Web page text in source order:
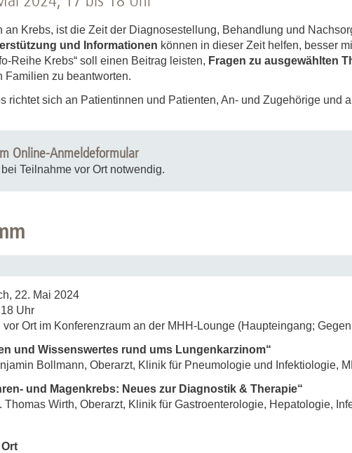
Forschungsdatenpolicy
Forschungsinformationssystem
Dekanin für Forschung und Transfer und
Forschungskommission
GWP-Kommission
an Krebs, ist die Zeit der Diagnosestellung, Behandlung und
und Informationen können in dieser Zeit helfen, besser
Reihe Krebs“ soll einen Beitrag leisten, Fragen zu ausgewählten
Familien zu beantworten.
richtet sich an Patientinnen und Patienten, An- und Zugehörige und
Online-Anmeldeformular
Teilnahme vor Ort notwendig.
22. Mai 2024
Uhr
Ort im Konferenzraum an der MHH-Lounge (Haupteingang;
und Wissenswertes rund ums Lungenkarzinom“
Bollmann, Oberarzt, Klinik für Pneumologie und Infektiologie,
und Magenkrebs: Neues zur Diagnostik & Therapie“
Thomas Wirth, Oberarzt, Klinik für Gastroenterologie, Hepatologie,